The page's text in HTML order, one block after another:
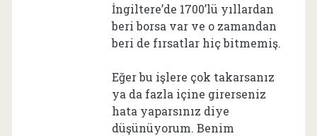
İngiltere’de 1700’lü yıllardan
beri borsa var ve o zamandan
beri de fırsatlar hiç bitmemiş.
Eğer bu işlere çok takarsanız
ya da fazla içine girerseniz
hata yaparsınız diye
düşünüyorum. Benim